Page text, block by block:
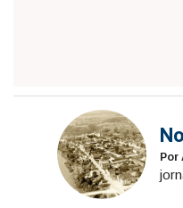
Por